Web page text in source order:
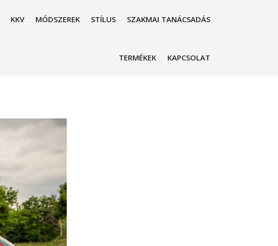
KKV MÓDSZEREK STÍLUS SZAKMAI TANÁCSADÁS
TERMÉKEK KAPCSOLAT